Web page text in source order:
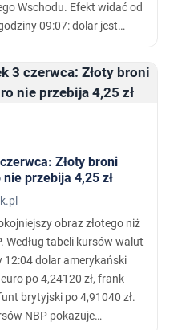
Wschodu. Efekt widać od
09:07: dolar jest
4,91401 zł, a frank
Złoty broni
nie przebija 4,25 zł
obraz złotego niż
Według tabeli kursów walut
12:04 dolar amerykański
po 4,24120 zł, frank
brytyjski po 4,91040 zł.
NBP pokazuje